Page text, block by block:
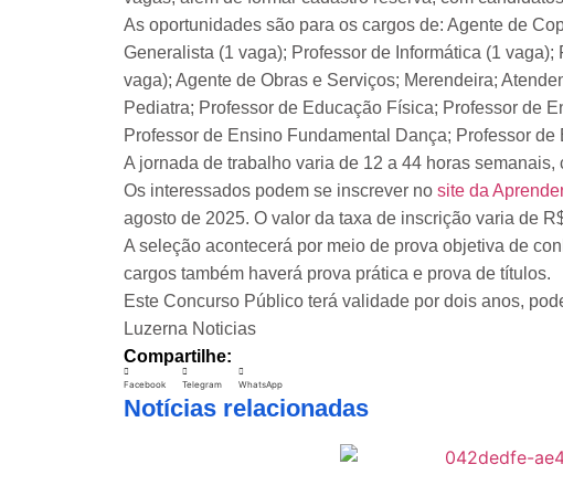
As oportunidades são para os cargos de: Agente de
Generalista (1 vaga); Professor de Informática (1
vaga); Agente de Obras e Serviços; Merendeira;
Pediatra; Professor de Educação Física; Professor de
Professor de Ensino Fundamental Dança; Professor
A jornada de trabalho varia de 12 a 44 horas
Os interessados podem se inscrever no site da
agosto de 2025. O valor da taxa de inscrição varia de
A seleção acontecerá por meio de prova objetiva de
cargos também haverá prova prática e prova de títulos.
Este Concurso Público terá validade por dois anos,
Luzerna Noticias
Compartilhe:
Facebook Telegram WhatsApp
Notícias relacionadas